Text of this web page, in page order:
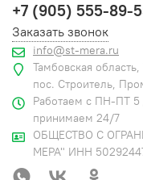
+7 (905) 555-89-
Заказать звонок
info@st-mera.ru
Тамбовская
пос. Строитель,
Работаем с ПН-ПТ 5
принимаем 24/7
ОБЩЕСТВО С
МЕРА" ИНН